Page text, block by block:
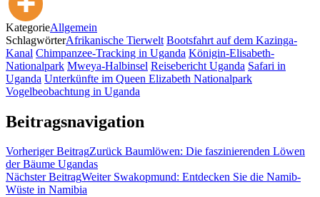
KategorieAllgemein
SchlagwörterAfrikanische Tierwelt Bootsfahrt auf dem Kazinga-
Kanal Chimpanzee-Tracking in Uganda Königin-Elisabeth-
Nationalpark Mweya-Halbinsel Reisebericht Uganda Safari in
Uganda Unterkünfte im Queen Elizabeth Nationalpark
Vogelbeobachtung in Uganda
Beitragsnavigation
Vorheriger BeitragZurück Baumlöwen: Die faszinierenden Löwen
der Bäume Ugandas
Nächster BeitragWeiter Swakopmund: Entdecken Sie die Namib-
Wüste in Namibia